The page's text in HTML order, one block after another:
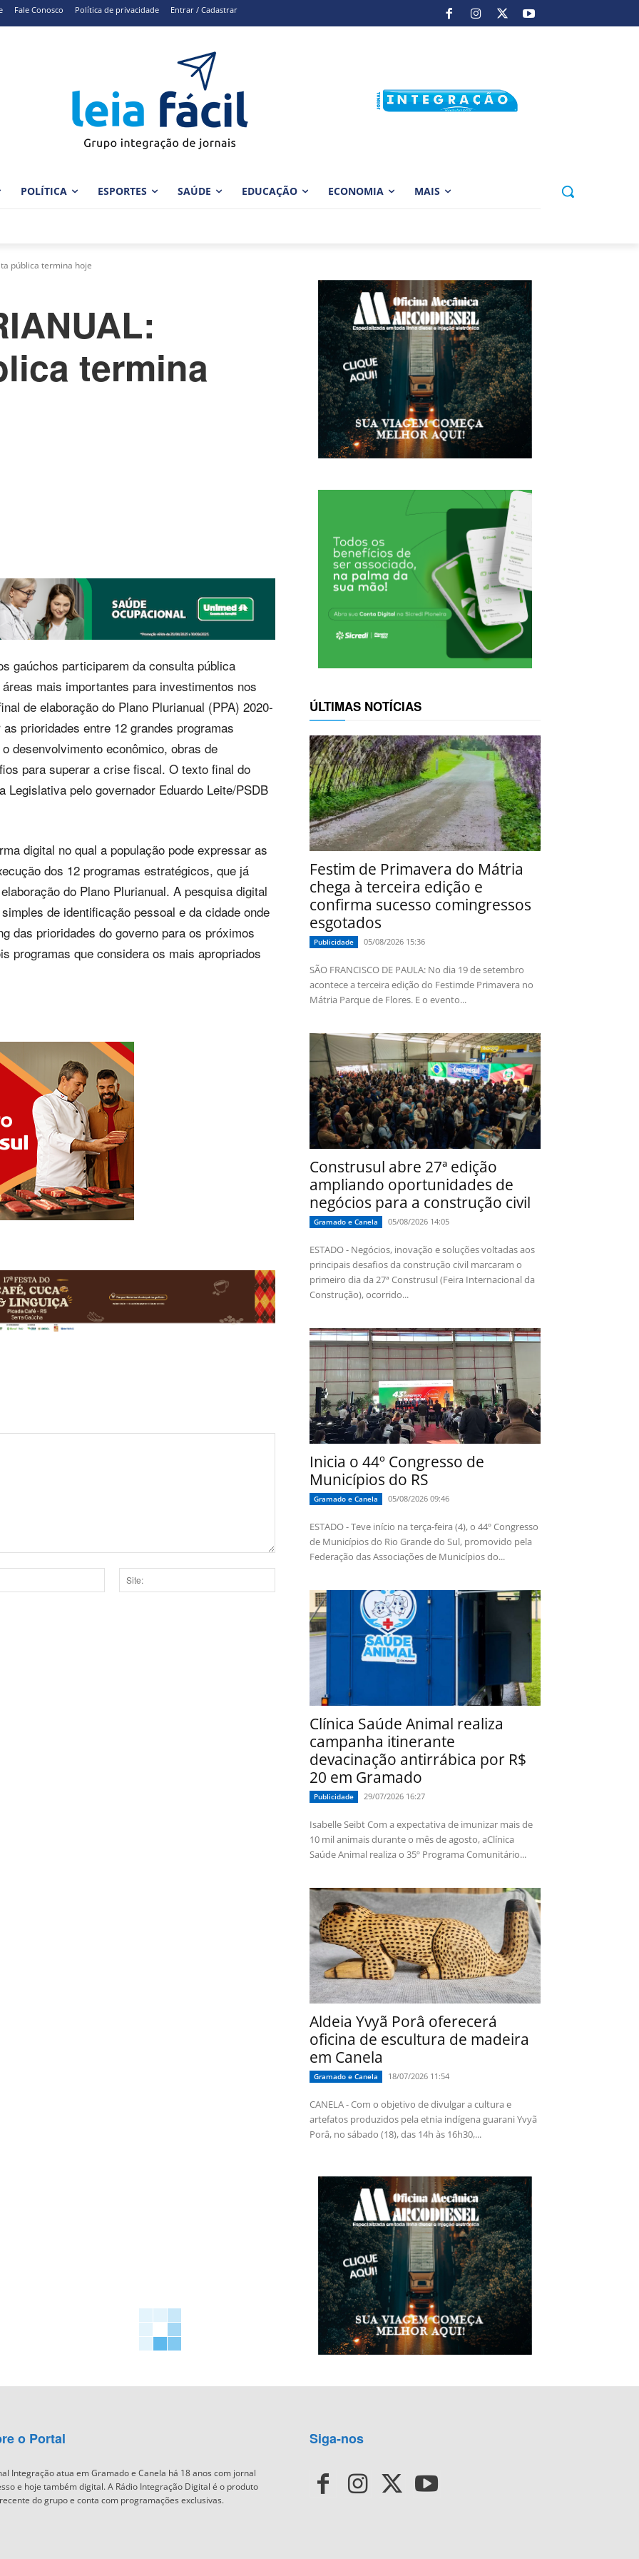
Fale Conosco Política de privacidade Entrar / Cadastrar
POLÍTICA ESPORTES SAÚDE EDUCAÇÃO ECONOMIA MAIS
pública termina hoje
termina
gaúchos participarem da consulta pública
mais importantes para investimentos nos
de elaboração do Plano Plurianual (PPA) 2020-
prioridades entre 12 grandes programas
desenvolvimento econômico, obras de
para superar a crise fiscal. O texto final do
Legislativa pelo governador Eduardo Leite/PSDB
digital no qual a população pode expressar as
dos 12 programas estratégicos, que já
do Plano Plurianual. A pesquisa digital
de identificação pessoal e da cidade onde
das prioridades do governo para os próximos
programas que considera os mais apropriados
ÚLTIMAS NOTÍCIAS
Festim de Primavera do Mátria
chega à terceira edição e
confirma sucesso comingressos
esgotados
Publicidade 05/08/2026 15:36
SÃO FRANCISCO DE PAULA: No dia 19 de setembro
acontece a terceira edição do Festimde Primavera no
Mátria Parque de Flores. E o evento...
Construsul abre 27ª edição
ampliando oportunidades de
negócios para a construção civil
Gramado e Canela 05/08/2026 14:05
ESTADO - Negócios, inovação e soluções voltadas aos
principais desafios da construção civil marcaram o
primeiro dia da 27ª Construsul (Feira Internacional da
Construção), ocorrido...
Inicia o 44º Congresso de
Municípios do RS
Gramado e Canela 05/08/2026 09:46
ESTADO - Teve início na terça-feira (4), o 44º Congresso
de Municípios do Rio Grande do Sul, promovido pela
Federação das Associações de Municípios do...
Clínica Saúde Animal realiza
campanha itinerante
devacinação antirrábica por R$
20 em Gramado
Publicidade 29/07/2026 16:27
Isabelle Seibt Com a expectativa de imunizar mais de
10 mil animais durante o mês de agosto, aClínica
Saúde Animal realiza o 35º Programa Comunitário...
Aldeia Yvyã Porâ oferecerá
oficina de escultura de madeira
em Canela
Gramado e Canela 18/07/2026 11:54
CANELA - Com o objetivo de divulgar a cultura e
artefatos produzidos pela etnia indígena guarani Yvyã
Porâ, no sábado (18), das 14h às 16h30,...
o Portal
Integração atua em Gramado e Canela há 18 anos com jornal
e hoje também digital. A Rádio Integração Digital é o produto
do grupo e conta com programações exclusivas.
Siga-nos